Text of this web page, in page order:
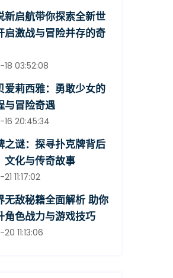
新启航带你探索全新世
启激战与冒险并存的奇
03:52:08
爱莉西雅：勇敢少女的
与冒险奇遇
20:45:34
之谜：探寻扑克牌背后
文化与传奇故事
11:17:02
无敌秘籍全面解析 助你
角色战力与游戏技巧
11:13:06